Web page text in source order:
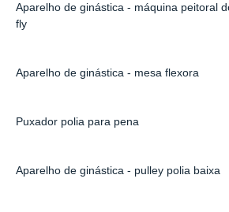
Aparelho de ginástica - máquina peitoral
fly
Aparelho de ginástica - mesa flexora
Puxador polia para pena
Aparelho de ginástica - pulley polia baixa